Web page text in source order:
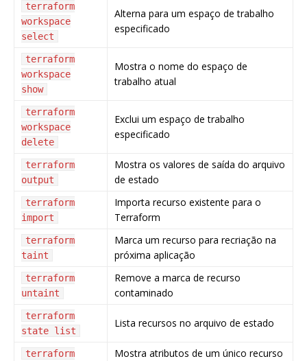
terraform
workspace
select
Alterna para um espaço de trabalho
especificado
terraform
workspace
show
Mostra o nome do espaço de
trabalho atual
terraform
workspace
delete
Exclui um espaço de trabalho
especificado
terraform
output
Mostra os valores de saída do arquivo
de estado
terraform
import
Importa recurso existente para o
Terraform
terraform
taint
Marca um recurso para recriação na
próxima aplicação
terraform
untaint
Remove a marca de recurso
contaminado
terraform
state list
Lista recursos no arquivo de estado
terraform
Mostra atributos de um único recurso